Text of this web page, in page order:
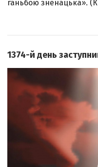
ганьбою зненацька».
1374-й день